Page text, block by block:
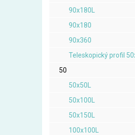
90x180L
90x180
90x360
Teleskopický profil
50
50x50L
50x100L
50x150L
100x100L